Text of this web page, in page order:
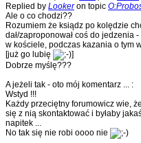
Replied by Lookeron topic
Ale o co chodzi??
Rozumiem że ksiądz po kolędzie
dał/zaproponował coś do jedzenia
w kościele, podczas kazania o tym
[już go lubię
]
Dobrze myślę???
A jeżeli tak - oto mój komentarz ... :
Wstyd !!!
Każdy przeciętny forumowicz wie,
się z nią skontaktować i byłaby
napitek ...
No tak się nie robi oooo nie